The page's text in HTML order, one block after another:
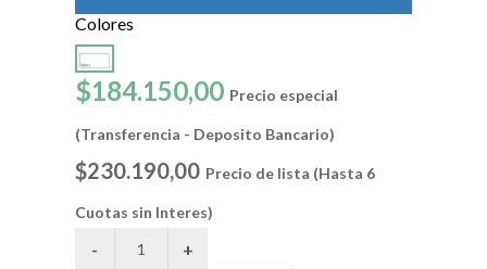
Colores
$184.150,00 Precio especial
(Transferencia - Deposito Bancario)
$230.190,00 Precio de lista (Hasta 6
Cuotas sin Interes)